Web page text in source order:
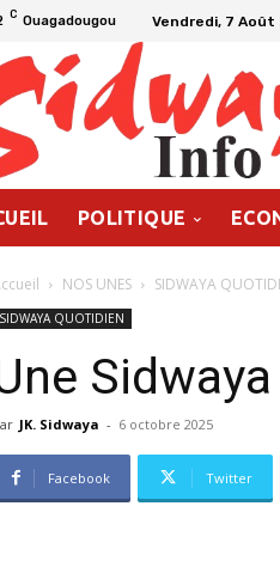
C Ouagadougou Vendredi, 7 Août
POLITIQUE
NOS UNES SIDWAYA
SIDWAYA QUOTIDIEN
JK. Sidwaya - 6 octobre 2025
Facebook Twitter